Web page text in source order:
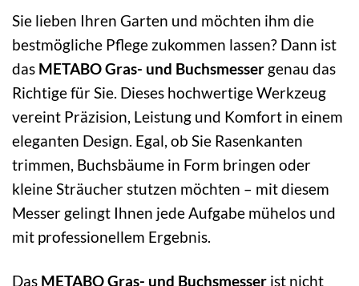
Sie lieben Ihren Garten und möchten ihm die
bestmögliche Pflege zukommen lassen? Dann ist
das METABO Gras- und Buchsmesser genau das
Richtige für Sie. Dieses hochwertige Werkzeug
vereint Präzision, Leistung und Komfort in einem
eleganten Design. Egal, ob Sie Rasenkanten
trimmen, Buchsbäume in Form bringen oder
kleine Sträucher stutzen möchten – mit diesem
Messer gelingt Ihnen jede Aufgabe mühelos und
mit professionellem Ergebnis.
Das METABO Gras- und Buchsmesser ist nicht